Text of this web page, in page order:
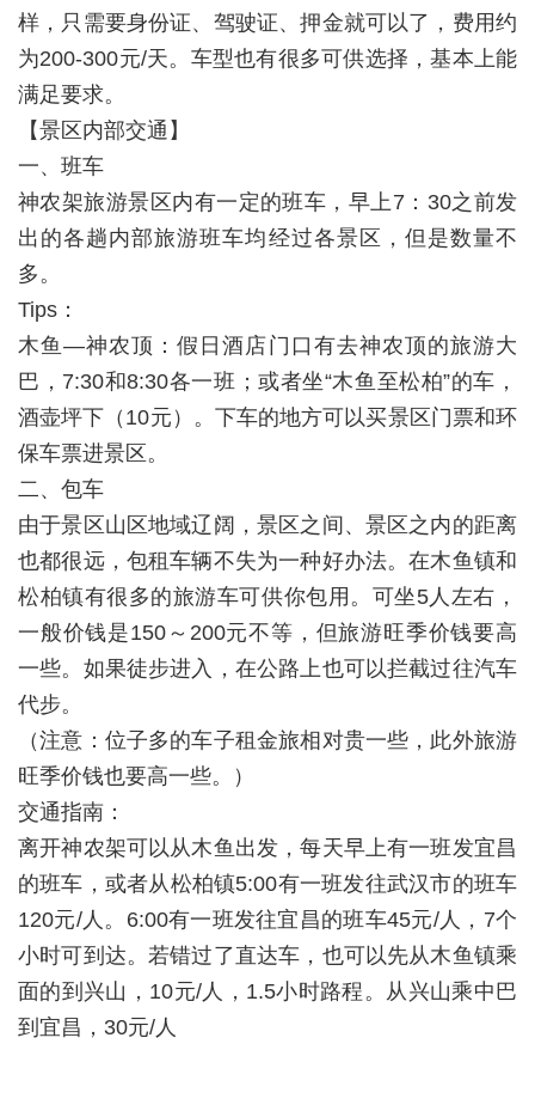
样，只需要身份证、驾驶证、押金就可以了，费用约
为200-300元/天。车型也有很多可供选择，基本上能
满足要求。
【景区内部交通】
一、班车
神农架旅游景区内有一定的班车，早上7：30之前发
出的各趟内部旅游班车均经过各景区，但是数量不
多。
Tips：
木鱼—神农顶：假日酒店门口有去神农顶的旅游大
巴，7:30和8:30各一班；或者坐“木鱼至松柏”的车，
酒壶坪下（10元）。下车的地方可以买景区门票和环
保车票进景区。
二、包车
由于景区山区地域辽阔，景区之间、景区之内的距离
也都很远，包租车辆不失为一种好办法。在木鱼镇和
松柏镇有很多的旅游车可供你包用。可坐5人左右，
一般价钱是150～200元不等，但旅游旺季价钱要高
一些。如果徒步进入，在公路上也可以拦截过往汽车
代步。
（注意：位子多的车子租金旅相对贵一些，此外旅游
旺季价钱也要高一些。）
交通指南：
离开神农架可以从木鱼出发，每天早上有一班发宜昌
的班车，或者从松柏镇5:00有一班发往武汉市的班车
120元/人。6:00有一班发往宜昌的班车45元/人，7个
小时可到达。若错过了直达车，也可以先从木鱼镇乘
面的到兴山，10元/人，1.5小时路程。从兴山乘中巴
到宜昌，30元/人